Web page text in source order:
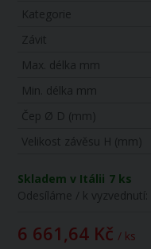
Kategorie
Závit
Max. délka mm
Min. délka mm
Čep Ø D (mm)
Velikost závěsu H (mm)
Skladem v Itálii 7 ks
Odesíláme / k vyzvednutí:
6 661,64 Kč / ks